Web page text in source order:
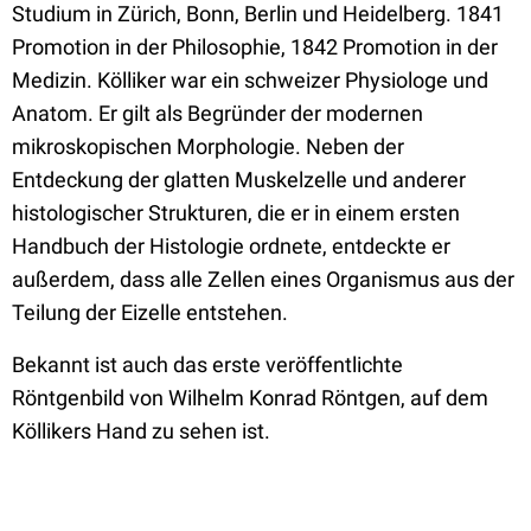
Studium in Zürich, Bonn, Berlin und Heidelberg. 1841
Promotion in der Philosophie, 1842 Promotion in der
Medizin. Kölliker war ein schweizer Physiologe und
Anatom. Er gilt als Begründer der modernen
mikroskopischen Morphologie. Neben der
Entdeckung der glatten Muskelzelle und anderer
histologischer Strukturen, die er in einem ersten
Handbuch der Histologie ordnete, entdeckte er
außerdem, dass alle Zellen eines Organismus aus der
Teilung der Eizelle entstehen.
Bekannt ist auch das erste veröffentlichte
Röntgenbild von Wilhelm Konrad Röntgen, auf dem
Köllikers Hand zu sehen ist.